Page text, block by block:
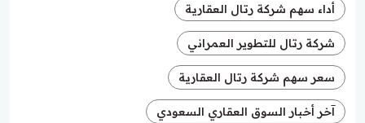
أداء سهم شركة رتال العقارية
شركة رتال للتطوير العمراني
سعر سهم شركة رتال العقارية
آخر أخبار السوق العقاري السعودي